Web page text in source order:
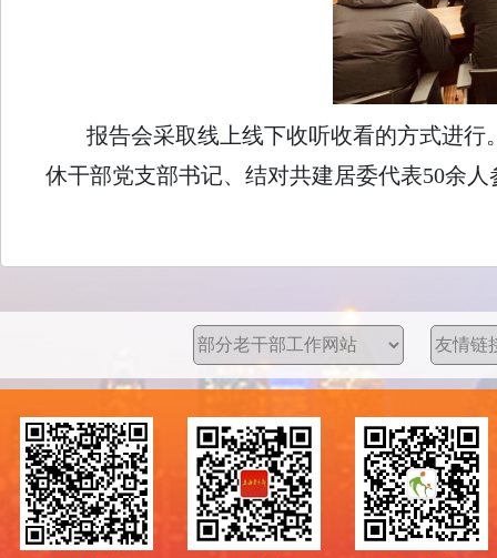
报告会采取线上线下收听收看的方式进
休干部党支部书记、结对共建居委代表50余